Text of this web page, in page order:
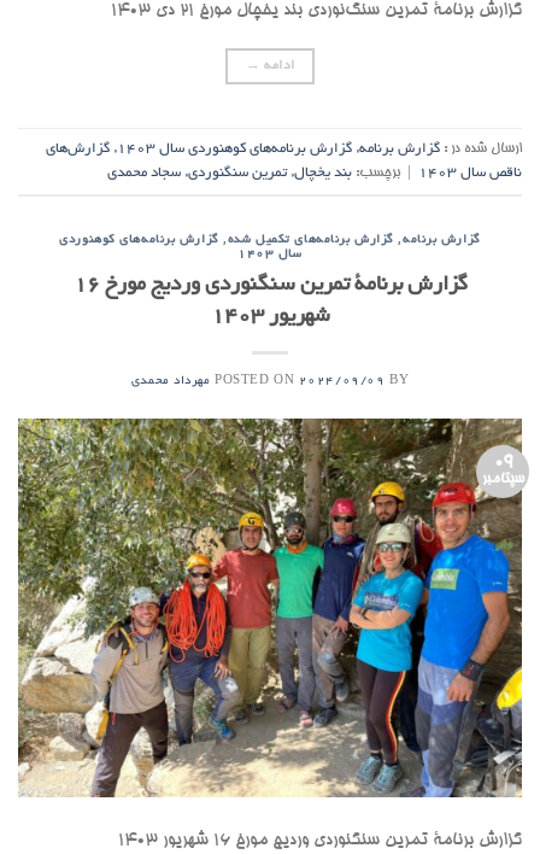
گزارش برنامۀ تمرین سنگ‌نوردی بند یخچال مورخ ۲۱ دی ۱۴۰۳
ادامه →
ارسال شده در : گزارش برنامه, گزارش برنامه‌های کوهنوردی سال ۱۴۰۳ , گزارش‌های
ناقص سال ۱۴۰۳
برچسب: بند یخچال,تمرین سنگنوردی, سجاد محمدی
گزارش برنامه, گزارش برنامه‌های تکمیل شده, گزارش برنامه‌های کوهنوردی
سال ۱۴۰۳
گزارش برنامۀ تمرین سنگنوردی وردیج مورخ ۱۶
شهریور ۱۴۰۳
POSTED ON 2024/09/09 BY مهرداد محمدی
09
سپتامبر
گزارش برنامۀ تمرین سنگنوردی وردیج مورخ ۱۶ شهریور ۱۴۰۳